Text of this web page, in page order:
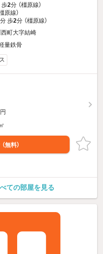
歩2分 （橿原線）
原線）
分 歩2分 （橿原線）
町大字結崎
量鉄骨
（無料）
ての部屋を見る